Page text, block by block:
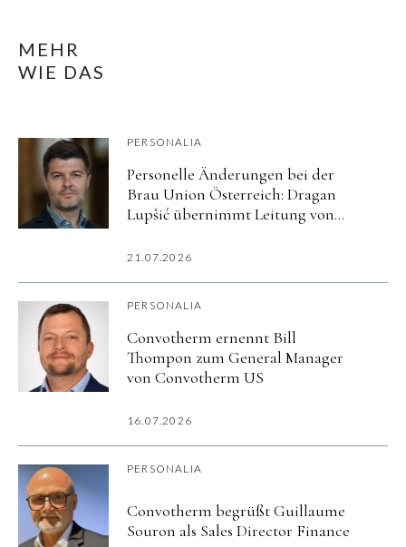
MEHR
WIE DAS
PERSONALIA
Personelle Änderungen bei der
Brau Union Österreich: Dragan
Lupšić übernimmt Leitung von
21.07.2026
PERSONALIA
Convotherm ernennt Bill
Thompon zum General Manager
von Convotherm US
16.07.2026
PERSONALIA
Convotherm begrüßt Guillaume
Souron als Sales Director Finance